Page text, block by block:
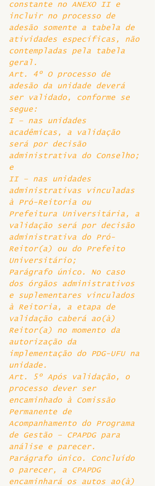
constante no ANEXO II e
incluir no processo de
adesão somente a tabela de
atividades específicas, não
contempladas pela tabela
geral.
Art. 4º O processo de
adesão da unidade deverá
ser validado, conforme se
segue:
I – nas unidades
acadêmicas, a validação
será por decisão
administrativa do Conselho;
e
II – nas unidades
administrativas vinculadas
à Pró-Reitoria ou
Prefeitura Universitária, a
validação será por decisão
administrativa do Pró-
Reitor(a) ou do Prefeito
Universitário;
Parágrafo único. No caso
dos órgãos administrativos
e suplementares vinculados
à Reitoria, a etapa de
validação caberá ao(à)
Reitor(a) no momento da
autorização da
implementação do PDG-UFU na
unidade.
Art. 5º Após validação, o
processo dever ser
encaminhado à Comissão
Permanente de
Acompanhamento do Programa
de Gestão – CPAPDG para
análise e parecer.
Parágrafo único. Concluído
o parecer, a CPAPDG
encaminhará os autos ao(à)